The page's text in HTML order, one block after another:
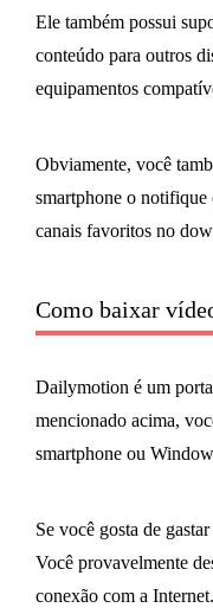
Ele também possui
conteúdo para outros
equipamentos
Obviamente, você
smartphone o notifique
canais favoritos no
Como baixar
Dailymotion é um
mencionado acima,
smartphone ou
Se você gosta de
Você provavelmente
conexão com a